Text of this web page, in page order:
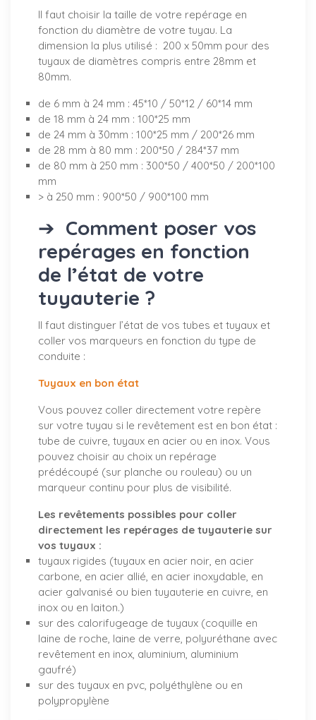
Il faut choisir la taille de votre repérage en
fonction du diamètre de votre tuyau. La
dimension la plus utilisé : 200 x 50mm pour des
tuyaux de diamètres compris entre 28mm et
80mm.
de 6 mm à 24 mm : 45*10 / 50*12 / 60*14 mm
de 18 mm à 24 mm : 100*25 mm
de 24 mm à 30mm : 100*25 mm / 200*26 mm
de 28 mm à 80 mm : 200*50 / 284*37 mm
de 80 mm à 250 mm : 300*50 / 400*50 / 200*100
mm
> à 250 mm : 900*50 / 900*100 mm
➔ Comment poser vos
repérages en fonction
de l’état de votre
tuyauterie ?
Il faut distinguer l’état de vos tubes et tuyaux et
coller vos marqueurs en fonction du type de
conduite :
Tuyaux en bon état
Vous pouvez coller directement votre repère
sur votre tuyau si le revêtement est en bon état :
tube de cuivre, tuyaux en acier ou en inox. Vous
pouvez choisir au choix un repérage
prédécoupé (sur planche ou rouleau) ou un
marqueur continu pour plus de visibilité.
Les revêtements possibles pour coller
directement les repérages de tuyauterie sur
vos tuyaux :
tuyaux rigides (tuyaux en acier noir, en acier
carbone, en acier allié, en acier inoxydable, en
acier galvanisé ou bien tuyauterie en cuivre, en
inox ou en laiton.)
sur des calorifugeage de tuyaux (coquille en
laine de roche, laine de verre, polyuréthane avec
revêtement en inox, aluminium, aluminium
gaufré)
sur des tuyaux en pvc, polyéthylène ou en
polypropylène